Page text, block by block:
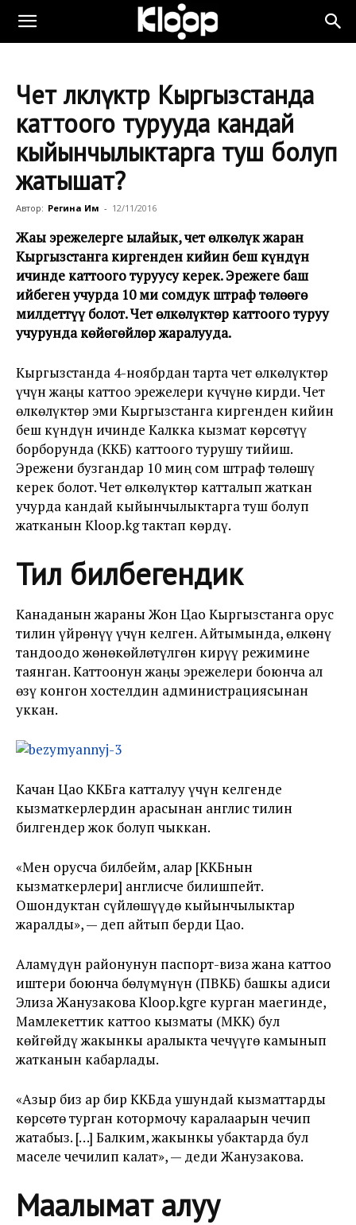
Чет өлкөлүктөр Кыргызстанда
каттоого турууда кандай
кыйынчылыктарга туш болуп
жатышат?
Автор: Регина Им - 12/11/2016
Жаңы эрежелерге ылайык, чет өлкөлүк жаран
Кыргызстанга киргенден кийин беш күндүн
ичинде каттоого туруусу керек. Эрежеге баш
ийбеген учурда 10 миң сомдук штраф төлөөгө
милдеттүү болот. Чет өлкөлүктөр каттоого туруу
учурунда көйөгөйлөр жаралууда.
Кыргызстанда 4-ноябрдан тарта чет өлкөлүктөр
үчүн жаңы каттоо эрежелери күчүнө кирди. Чет
өлкөлүктөр эми Кыргызстанга киргенден кийин
беш күндүн ичинде Калкка кызмат көрсөтүү
борборунда (ККБ) каттоого турушу тийиш.
Эрежени бузгандар 10 миң сом штраф төлөшү
керек болот. Чет өлкөлүктөр катталып жаткан
учурда кандай кыйынчылыктарга туш болуп
жатканын Kloop.kg тактап көрдү.
Тил билбегендик
Канаданын жараны Жон Цао Кыргызстанга орус
тилин үйрөнүү үчүн келген. Айтымында, өлкөнү
тандоодо жөнөкөйлөтүлгөн кирүү режимине
таянган. Каттоонун жаңы эрежелери боюнча ал
өзү конгон хостелдин администрациясынан
уккан.
Качан Цао ККБга катталуу үчүн келгенде
кызматкерлердин арасынан англис тилин
билгендер жок болуп чыккан.
«Мен орусча билбейм, алар [ККБнын
кызматкерлери] англисче билишпейт.
Ошондуктан сүйлөшүүдө кыйынчылыктар
жаралды», — деп айтып берди Цао.
Аламүдүн районунун паспорт-виза жана каттоо
иштери боюнча бөлүмүнүн (ПВКБ) башкы адиси
Элиза Жанузакова Kloop.kgге курган маегинде,
Мамлекеттик каттоо кызматы (МКК) бул
көйгөйдү жакынкы аралыкта чечүүгө камынып
жатканын кабарлады.
«Азыр биз ар бир ККБда ушундай кызматтарды
көрсөтө турган котормочу каралаарын чечип
жатабыз. […] Балким, жакынкы убактарда бул
маселе чечилип калат», — деди Жанузакова.
Маалымат алуу